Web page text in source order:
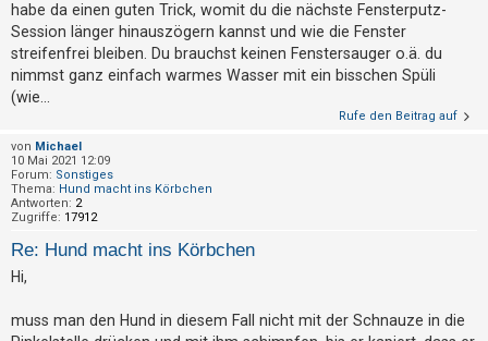
S
u
c
e
F
A
Q
habe da einen guten Trick, womit du die nächste Fensterputz-
Session länger hinauszögern kannst und wie die Fenster
streifenfrei bleiben. Du brauchst keinen Fenstersauger o.ä. du
nimmst ganz einfach warmes Wasser mit ein bisschen Spüli
(wie...
Rufe den Beitrag auf
von Michael
10 Mai 2021 12:09
Forum: Sonstiges
Thema: Hund macht ins Körbchen
Antworten: 2
Zugriffe: 17912
Re: Hund macht ins Körbchen
Hi,
muss man den Hund in diesem Fall nicht mit der Schnauze in die